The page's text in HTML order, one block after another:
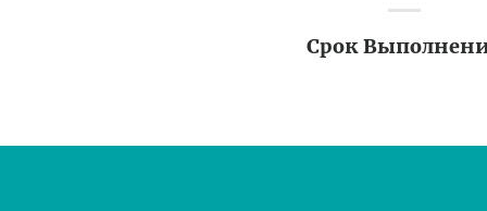
Срок